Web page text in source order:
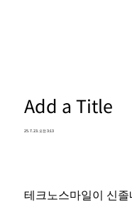
Add a Title
25. 7. 23. 오전 3:13
테크노스마일이 신